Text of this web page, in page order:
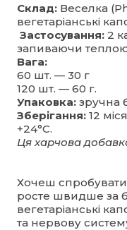
Склад: Веселка
вегетаріанські
Застосування: 2
запиваючи
Вага:
60 шт. — 30 г
120 шт. — 60 г.
Упаковка: зручна
Зберігання: 12
+24°С.
Ця харчова
Хочеш
росте швидше за
вегетаріанські
та нервову